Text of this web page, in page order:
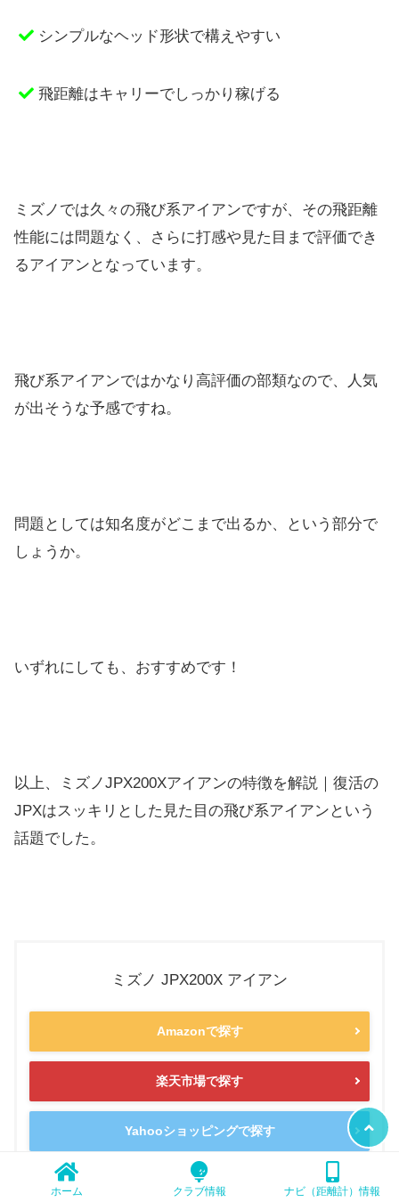
シンプルなヘッド形状で構えやすい
飛距離はキャリーでしっかり稼げる
ミズノでは久々の飛び系アイアンですが、その飛距離
性能には問題なく、さらに打感や見た目まで評価でき
るアイアンとなっています。
飛び系アイアンではかなり高評価の部類なので、人気
が出そうな予感ですね。
問題としては知名度がどこまで出るか、という部分で
しょうか。
いずれにしても、おすすめです！
以上、ミズノJPX200Xアイアンの特徴を解説｜復活の
JPXはスッキリとした見た目の飛び系アイアンという
話題でした。
ミズノ JPX200X アイアン
Amazonで探す
楽天市場で探す
Yahooショッピングで探す
ホーム クラブ情報 ナビ（距離計）情報